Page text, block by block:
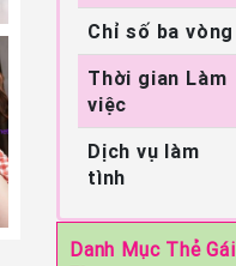
Chỉ số ba vòng
Thời gian Làm
việc
Dịch vụ làm
tình
Danh Mục Thẻ